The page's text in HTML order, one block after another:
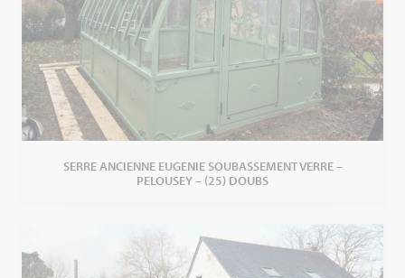
SERRE ANCIENNE EUGENIE SOUBASSEMENT VERRE –
PELOUSEY – (25) DOUBS